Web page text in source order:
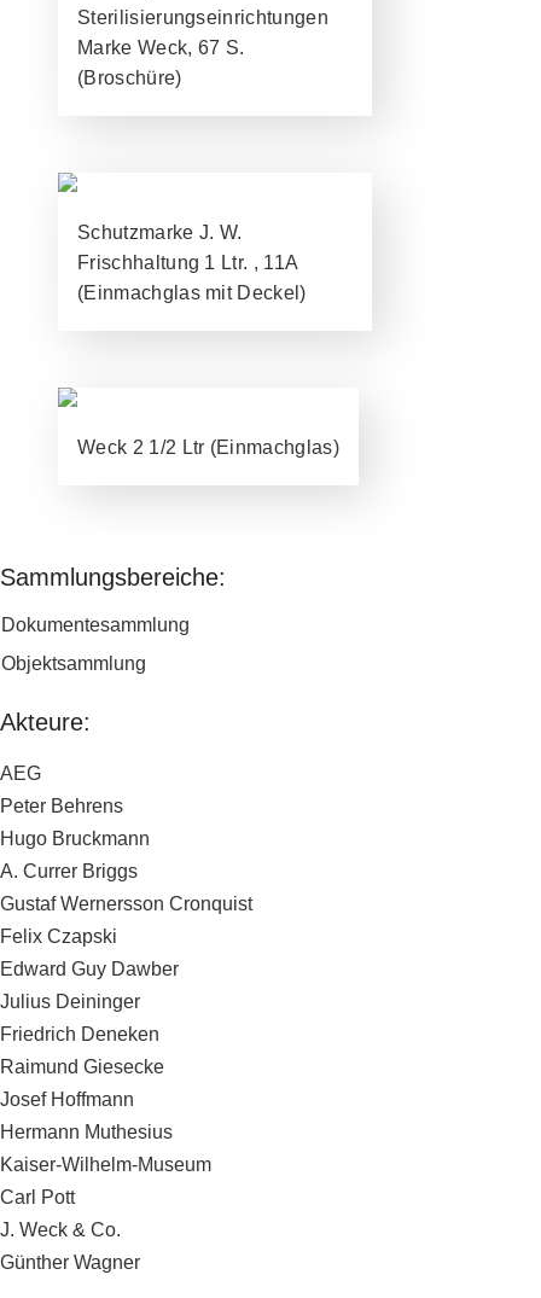
Sterilisierungseinrichtungen
Marke Weck, 67 S.
(Broschüre)
Schutzmarke J. W.
Frischhaltung 1 Ltr. , 11A
(Einmachglas mit Deckel)
Weck 2 1/2 Ltr (Einmachglas)
Seiten
Sammlungsbereiche:
Dokumentesammlung
Objektsammlung
Akteure:
AEG
Peter Behrens
Hugo Bruckmann
A. Currer Briggs
Gustaf Wernersson Cronquist
Felix Czapski
Edward Guy Dawber
Julius Deininger
Friedrich Deneken
Raimund Giesecke
Josef Hoffmann
Hermann Muthesius
Kaiser-Wilhelm-Museum
Carl Pott
J. Weck & Co.
Günther Wagner